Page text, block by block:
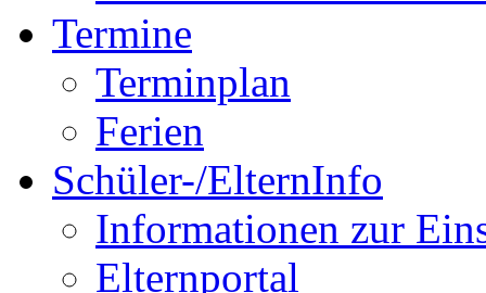
Termine
Terminplan
Ferien
Schüler-/ElternInfo
Informationen zur
Elternportal